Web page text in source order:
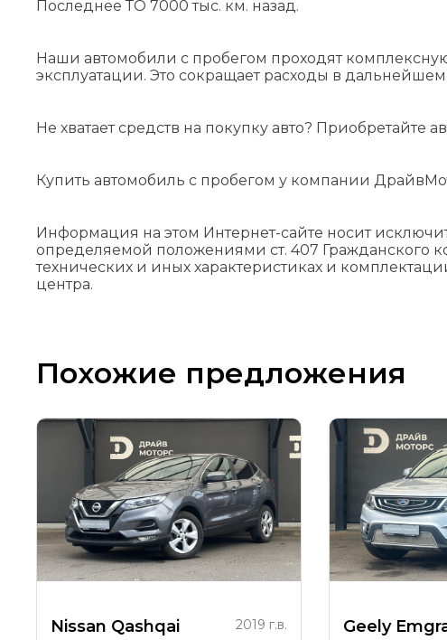
Последнее ТО 7000 тыс. км. назад.
Наши автомобили с пробегом проходят
эксплуатации. Это сокращает расходы в
Не хватает средств на покупку авто? Приобретайте
Купить автомобиль с пробегом у компании
Информация на этом Интернет-сайте носит
определяемой положениями cт. 407 Гражданского
технических и иных характеристиках и
центра.
Похожие предложения
Nissan Qashqai 2019 г.в. Geely